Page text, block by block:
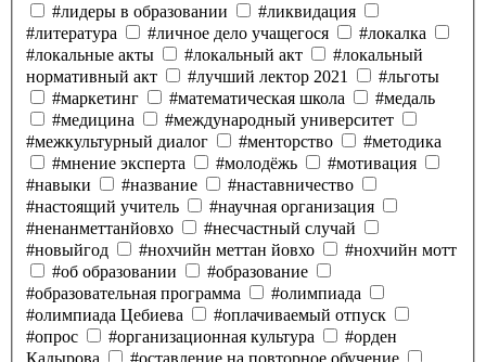
#лидеры в образовании
#ликвидация
#литература
#личное дело учащегося
#локалка
#локальные акты
#локальный акт
#локальный
нормативный акт
#лучший лектор 2021
#льготы
#маркетинг
#математическая школа
#медаль
#медицина
#международный университет
#межкультурный диалог
#менторство
#методика
#мнение эксперта
#молодёжь
#мотивация
#навыки
#название
#наставничество
#настоящий учитель
#научная организация
#ненанметтанйовхо
#несчастный случай
#новыйгод
#нохчийн меттан йовхо
#нохчийн мотт
#об образовании
#образование
#образовательная программа
#олимпиада
#олимпиада Цебиева
#оплачиваемый отпуск
#опрос
#организационная культура
#орден
Кадырова
#оставление на повторное обучение